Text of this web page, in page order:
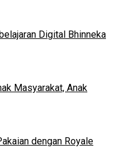
Digital Bhinneka
Masyarakat, Anak
dengan Royale